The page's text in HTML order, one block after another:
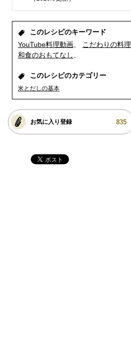
このレシピのキーワード
YouTube料理動画
こだわりの料理
和食のおもてなし
このレシピのカテゴリー
米とだしの基本
お気に入り登録 835